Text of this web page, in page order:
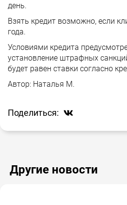
день.
Взять кредит возможно, если
года.
Условиями кредита
установление штрафных
будет равен ставки согласно
Автор: Наталья М.
Поделиться:
Другие новости